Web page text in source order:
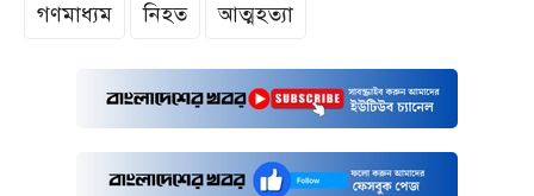
গণমাধ্যম
নিহত আত্মহত্যা